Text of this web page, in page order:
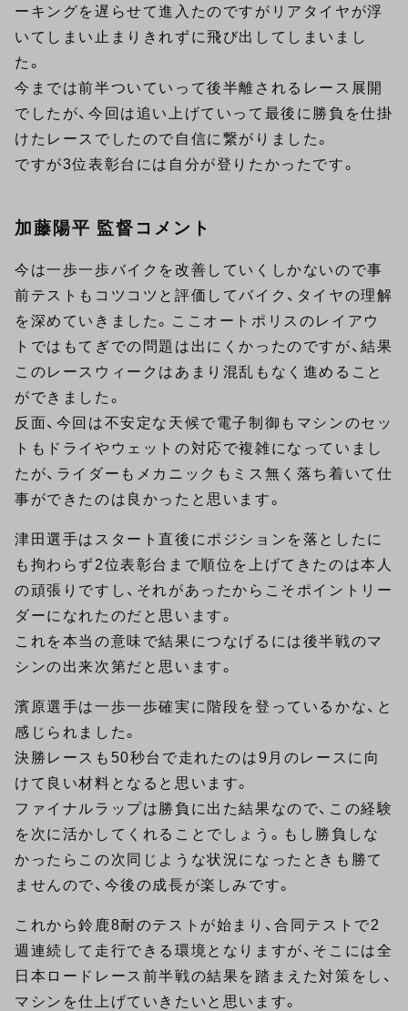
ーキングを遅らせて進入たのですがリアタイヤが浮
いてしまい止まりきれずに飛び出してしまいまし
た。
今までは前半ついていって後半離されるレース展開
でしたが、今回は追い上げていって最後に勝負を仕掛
けたレースでしたので自信に繋がりました。
ですが3位表彰台には自分が登りたかったです。
加藤陽平 監督コメント
今は一歩一歩バイクを改善していくしかないので事
前テストもコツコツと評価してバイク、タイヤの理解
を深めていきました。ここオートポリスのレイアウ
トではもてぎでの問題は出にくかったのですが、結果
このレースウィークはあまり混乱もなく進めること
ができました。
反面、今回は不安定な天候で電子制御もマシンのセッ
トもドライやウェットの対応で複雑になっていまし
たが、ライダーもメカニックもミス無く落ち着いて仕
事ができたのは良かったと思います。
津田選手はスタート直後にポジションを落としたに
も拘わらず2位表彰台まで順位を上げてきたのは本人
の頑張りですし、それがあったからこそポイントリー
ダーになれたのだと思います。
これを本当の意味で結果につなげるには後半戦のマ
シンの出来次第だと思います。
濱原選手は一歩一歩確実に階段を登っているかな、と
感じられました。
決勝レースも50秒台で走れたのは9月のレースに向
けて良い材料となると思います。
ファイナルラップは勝負に出た結果なので、この経験
を次に活かしてくれることでしょう。もし勝負しな
かったらこの次同じような状況になったときも勝て
ませんので、今後の成長が楽しみです。
これから鈴鹿8耐のテストが始まり、合同テストで2
週連続して走行できる環境となりますが、そこには全
日本ロードレース前半戦の結果を踏まえた対策をし、
マシンを仕上げていきたいと思います。